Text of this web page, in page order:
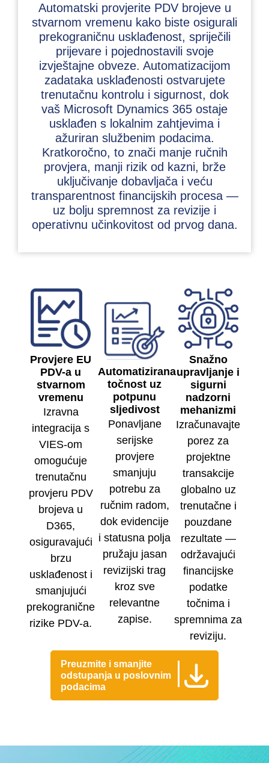
Automatski provjerite PDV brojeve u
stvarnom vremenu kako biste osigurali
prekograničnu usklađenost, spriječili
prijevare i pojednostavili svoje
izvještajne obveze. Automatizacijom
zadataka usklađenosti ostvarujete
trenutačnu kontrolu i sigurnost, dok
vaš Microsoft Dynamics 365 ostaje
usklađen s lokalnim zahtjevima i
ažuriran službenim podacima.
Kratkoročno, to znači manje ručnih
provjera, manji rizik od kazni, brže
uključivanje dobavljača i veću
transparentnost financijskih procesa —
uz bolju spremnost za revizije i
operativnu učinkovitost od prvog dana.
Provjere EU
PDV-a u
stvarnom
vremenu
Izravna
integracija s
VIES-om
omogućuje
trenutačnu
provjeru PDV
brojeva u
D365,
osiguravajući
brzu
usklađenost i
smanjujući
prekogranične
rizike PDV-a.
Automatizirana
točnost uz
potpunu
sljedivost
Ponavljane
serijske
provjere
smanjuju
potrebu za
ručnim radom,
dok evidencije
i statusna polja
pružaju jasan
revizijski trag
kroz sve
relevantne
zapise.
Snažno
upravljanje i
sigurni
nadzorni
mehanizmi
Izračunavajte
porez za
projektne
transakcije
globalno uz
trenutačne i
pouzdane
rezultate —
održavajući
financijske
podatke
točnima i
spremnima za
reviziju.
Preuzmite i smanjite
odstupanja u poslovnim
podacima